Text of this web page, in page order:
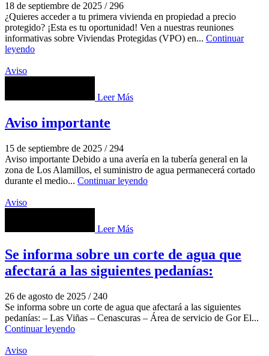
18 de septiembre de 2025 / 296
¿Quieres acceder a tu primera vivienda en propiedad a precio
protegido? ¡Esta es tu oportunidad! Ven a nuestras reuniones
informativas sobre Viviendas Protegidas (VPO) en... Continuar
leyendo
Aviso
Leer Más
Aviso importante
15 de septiembre de 2025 / 294
Aviso importante Debido a una avería en la tubería general en la
zona de Los Alamillos, el suministro de agua permanecerá cortado
durante el medio... Continuar leyendo
Aviso
Leer Más
Se informa sobre un corte de agua que
afectará a las siguientes pedanías:
26 de agosto de 2025 / 240
Se informa sobre un corte de agua que afectará a las siguientes
pedanías: – Las Viñas – Cenascuras – Área de servicio de Gor El...
Continuar leyendo
Aviso